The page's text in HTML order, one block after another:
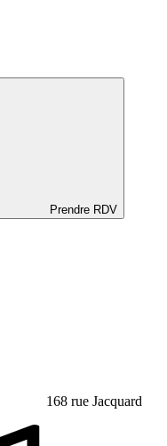
Prendre RDV
168 rue Jacquard